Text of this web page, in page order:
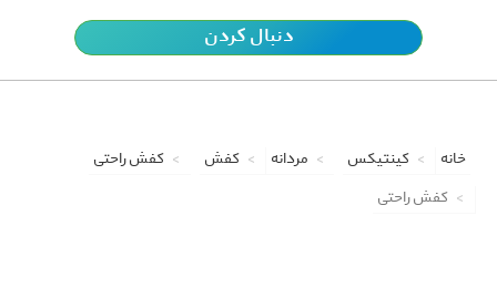
دنبال کردن
خانه کینتیکس مردانه کفش
کفش راحتی
کفش راحتی